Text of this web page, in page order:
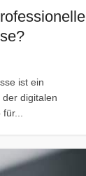
ist ein
digitalen